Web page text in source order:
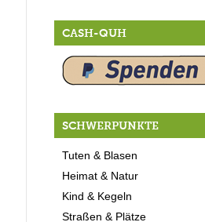
CASH-QUH
SCHWERPUNKTE
Tuten & Blasen
Heimat & Natur
Kind & Kegeln
Straßen & Plätze